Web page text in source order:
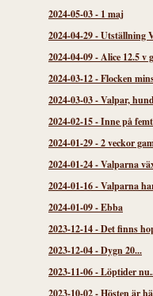
2024-05-03- 1 maj
2024-04-29-Utställning
2024-04-09-Alice 12.5 v
2024-03-12-Flocken
2024-03-03-Valpar,
2024-02-15-Inne på
2024-01-29-2 veckor
2024-01-24-Valparna
2024-01-16-Valparna
2024-01-09-Ebba
2023-12-14-Det finns
2023-12-04-Dygn 20...
2023-11-06-Löptider
2023-10-02-Hösten är